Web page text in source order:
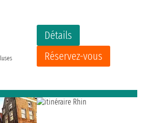
Détails
Réservez-vous